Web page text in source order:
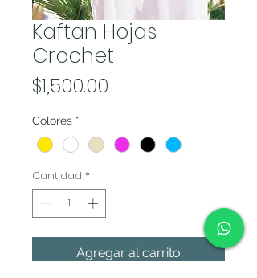
Kaftan Hojas
Crochet
$1,500.00
Colores *
Cantidad *
Agregar al carrito